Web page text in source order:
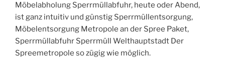
Möbelabholung Sperrmüllabfuhr, heute oder Abend,
ist ganz intuitiv und günstig Sperrmüllentsorgung,
Möbelentsorgung Metropole an der Spree Paket,
Sperrmüllabfuhr Sperrmüll Welthauptstadt Der
Spreemetropole so zügig wie möglich.